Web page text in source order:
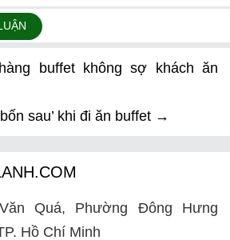
buffet không sợ khách ăn
sau’ khi đi ăn buffet →
Quá, Phường Đông Hưng
Hồ Chí Minh